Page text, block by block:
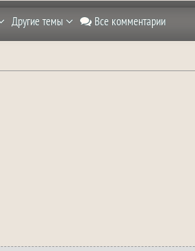
Другие темы Все комментарии